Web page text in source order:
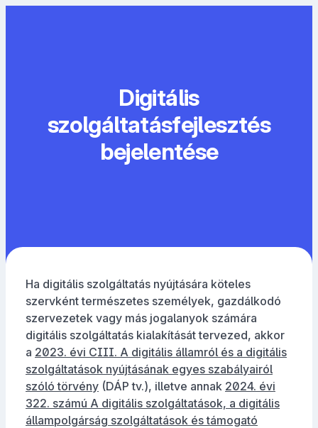
Digitális
szolgáltatásfejlesztés
bejelentése
Ha digitális szolgáltatás nyújtására köteles
szervként természetes személyek, gazdálkodó
szervezetek vagy más jogalanyok számára
digitális szolgáltatás kialakítását tervezed, akkor
a 2023. évi CIII. A digitális államról és a digitális
szolgáltatások nyújtásának egyes szabályairól
szóló törvény (DÁP tv.), illetve annak 2024. évi
322. számú A digitális szolgáltatások, a digitális
állampolgárság szolgáltatások és támogató